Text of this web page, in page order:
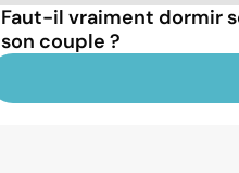
Faut-il vraiment dormir
son couple ?